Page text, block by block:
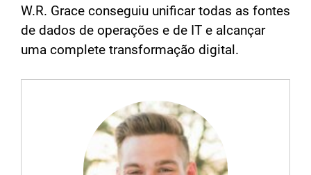
W.R. Grace conseguiu unificar todas as fontes
de dados de operações e de IT e alcançar
uma complete transformação digital.